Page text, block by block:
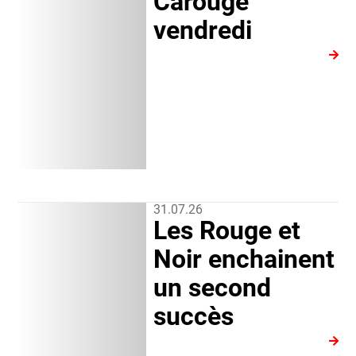
vendredi
31.07.26
Les Rouge et
Noir enchainent
un second
succès